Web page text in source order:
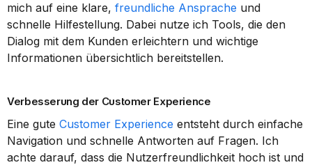
mich auf eine klare, freundliche Ansprache und
schnelle Hilfestellung. Dabei nutze ich Tools, die den
Dialog mit dem Kunden erleichtern und wichtige
Informationen übersichtlich bereitstellen.
Verbesserung der Customer Experience
Eine gute Customer Experience entsteht durch einfache
Navigation und schnelle Antworten auf Fragen. Ich
achte darauf, dass die Nutzerfreundlichkeit hoch ist und